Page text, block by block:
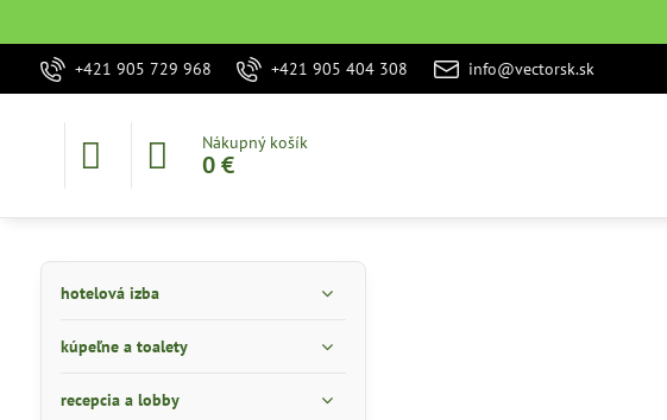
+421 905 729 968 +421 905 404 308 info@vectorsk.sk
Nákupný košík
0 €
hotelová izba
kúpeľne a toalety
recepcia a lobby